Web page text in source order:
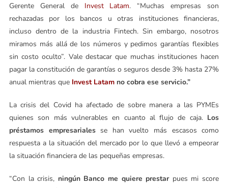
Gerente General de Invest Latam. “Muchas empresas son
rechazadas por los bancos u otras instituciones financieras,
incluso dentro de la industria Fintech. Sin embargo, nosotros
miramos más allá de los números y pedimos garantías flexibles
sin costo oculto”. Vale destacar que muchas instituciones hacen
pagar la constitución de garantías o seguros desde 3% hasta 27%
anual mientras que Invest Latamno cobra ese servicio.”
La crisis del Covid ha afectado de sobre manera a las PYMEs
quienes son más vulnerables en cuanto al flujo de caja. Los
préstamos empresarialesse han vuelto más escasos como
respuesta a la situación del mercado por lo que llevó a empeorar
la situación financiera de las pequeñas empresas.
“Con la crisis, ningún Banco me quiere prestarpues mi score